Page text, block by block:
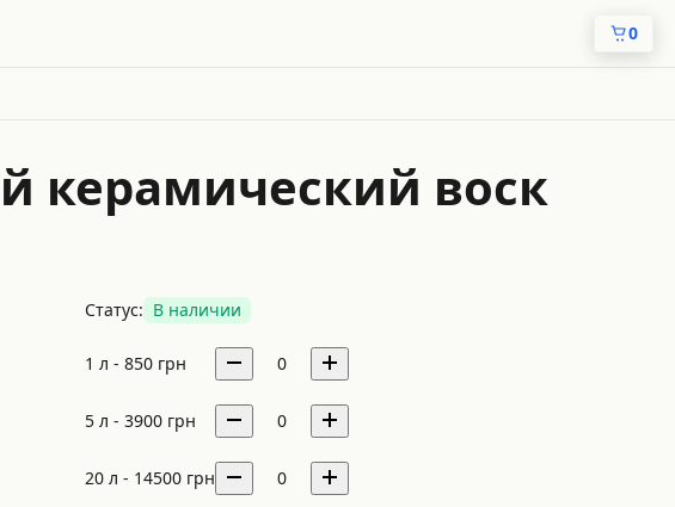
0
керамический воск
Статус: В наличии
1 л - 850 грн 0
5 л - 3900 грн 0
20 л - 14500 грн 0